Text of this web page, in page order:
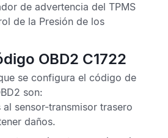
de advertencia del TPMS
de la Presión de los
OBD2 C1722
se configura el código de
son:
sensor-transmisor trasero
daños.